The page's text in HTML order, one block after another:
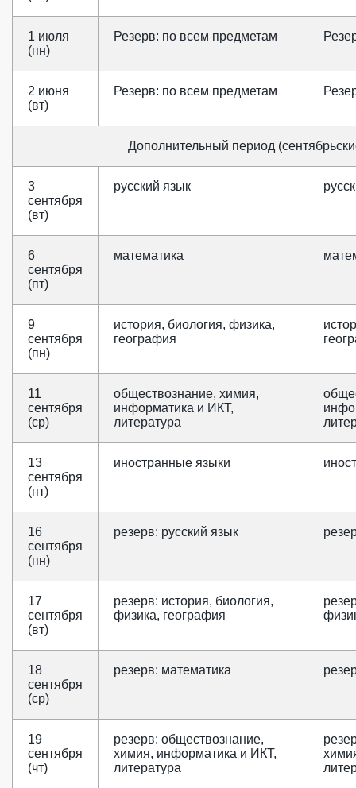
1 июля
(пн)
Резерв: по всем предметам
2 июня
(вт)
Резерв: по всем предметам
Дополнительный период
3
сентября
(вт)
русский язык
6
сентября
(пт)
математика
9
сентября
(пн)
история, биология, физика,
география
11
сентября
(ср)
обществознание, химия,
информатика и ИКТ,
литература
13
сентября
(пт)
иностранные языки
16
сентября
(пн)
резерв: русский язык
17
сентября
(вт)
резерв: история, биология,
физика, география
18
сентября
(ср)
резерв: математика
19
сентября
(чт)
резерв: обществознание,
химия, информатика и ИКТ,
литература